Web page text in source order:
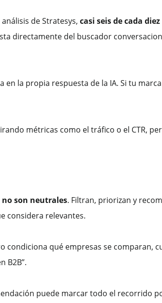
de Stratesys, casi seis de cada diez
directamente del buscador
en la propia respuesta de la IA. Si tu
métricas como el tráfico o el CTR,
no son neutrales. Filtran, priorizan y
considera relevantes.
condiciona qué empresas se comparan,
B2B”.
puede marcar todo el recorrido